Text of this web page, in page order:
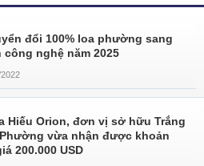
đổi 100% loa phường sang
công nghệ năm 2025
Hiếu Orion, đơn vị sở hữu Trắng
vừa nhận được khoản
200.000 USD